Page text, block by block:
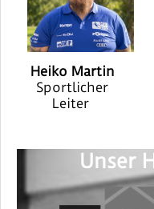
Heiko Martin
Sportlicher
Leiter
Unser